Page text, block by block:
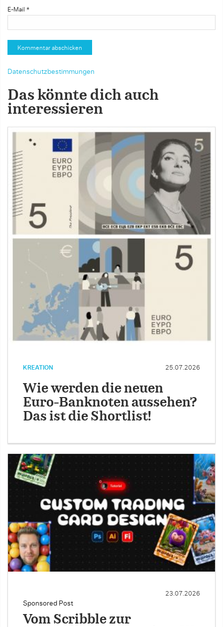
E-Mail *
Datenschutzbestimmungen
Das könnte dich auch
interessieren
KREATION 25.07.2026
Wie werden die neuen
Euro-Banknoten aussehen?
Das ist die Shortlist!
Sponsored Post
23.07.2026
Vom Scribble zur